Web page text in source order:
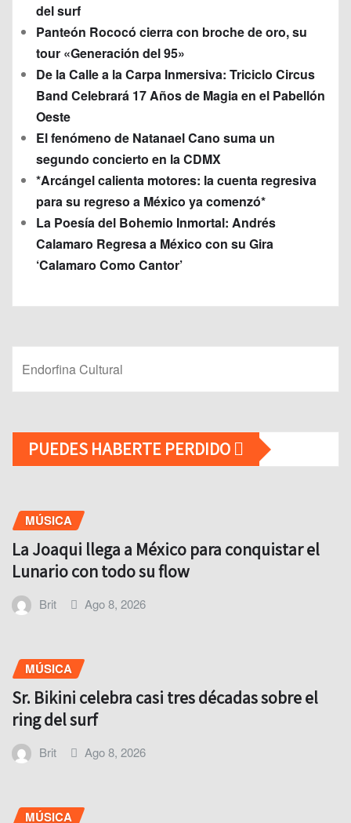
del surf
Panteón Rococó cierra con broche de oro, su
tour «Generación del 95»
De la Calle a la Carpa Inmersiva: Triciclo Circus
Band Celebrará 17 Años de Magia en el Pabellón
Oeste
El fenómeno de Natanael Cano suma un
segundo concierto en la CDMX
*Arcángel calienta motores: la cuenta regresiva
para su regreso a México ya comenzó*
La Poesía del Bohemio Inmortal: Andrés
Calamaro Regresa a México con su Gira
‘Calamaro Como Cantor’
Endorfina Cultural
PUEDES HABERTE PERDIDO
MÚSICA
La Joaqui llega a México para conquistar el
Lunario con todo su flow
Brit Ago 8, 2026
MÚSICA
Sr. Bikini celebra casi tres décadas sobre el
ring del surf
Brit Ago 8, 2026
MÚSICA